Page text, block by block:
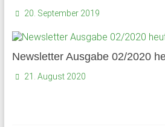
20. September 2019
Newsletter Ausgabe 02/2020
21. August 2020